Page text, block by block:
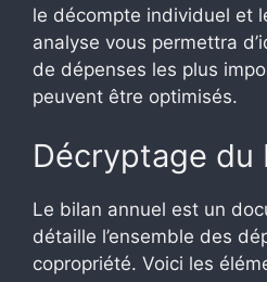
le décompte individuel et
analyse vous permettra
de dépenses les plus
peuvent être optimisés.
Décryptage du
Le bilan annuel est un
détaille l’ensemble des
copropriété. Voici les